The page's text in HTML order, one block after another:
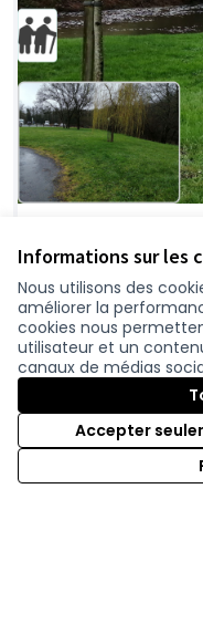
Informations sur les
Nous utilisons des
améliorer la
cookies nous
utilisateur et un
canaux de médias
Accepter
convivial et
barbecue,
pêche
Château-Thébaud
agréable situé en
sur la rive gauche.
Sports et activités
6-Délégation
49 951 €